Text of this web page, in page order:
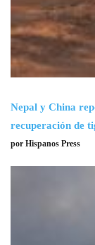
Nepal y China
recuperación de
por Hispanos Press